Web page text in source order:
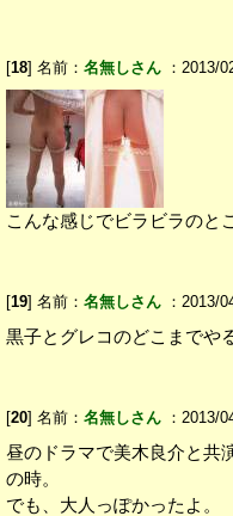
[18] 名前： 名無しさん ：2013/
こんな感じでビラビラのと
[19] 名前： 名無しさん ：2013/
黒子とグレコのどこまでや
[20] 名前： 名無しさん ：2013/
昼のドラマで美木良介と
の時。
でも、大人っぽかったよ。